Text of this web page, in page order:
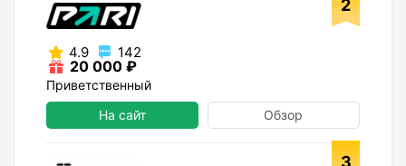
2
4.9 142
20 000 ₽
Приветственный
На сайт
Обзор
3